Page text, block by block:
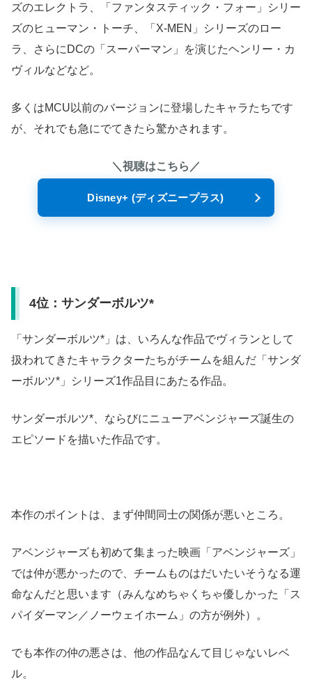
ズのエレクトラ、「ファンタスティック・フォー」シリー
ズのヒューマン・トーチ、「X-MEN」シリーズのロー
ラ、さらにDCの「スーパーマン」を演じたヘンリー・カ
ヴィルなどなど。
多くはMCU以前のバージョンに登場したキャラたちです
が、それでも急にでてきたら驚かされます。
＼視聴はこちら／
Disney+ (ディズニープラス)
4位：サンダーボルツ*
「サンダーボルツ*」は、いろんな作品でヴィランとして
扱われてきたキャラクターたちがチームを組んだ「サンダ
ーボルツ*」シリーズ1作品目にあたる作品。
サンダーボルツ*、ならびにニューアベンジャーズ誕生の
エピソードを描いた作品です。
本作のポイントは、まず仲間同士の関係が悪いところ。
アベンジャーズも初めて集まった映画「アベンジャーズ」
では仲が悪かったので、チームものはだいたいそうなる運
命なんだと思います（みんなめちゃくちゃ優しかった「ス
パイダーマン／ノーウェイホーム」の方が例外）。
でも本作の仲の悪さは、他の作品なんて目じゃないレベ
ル。